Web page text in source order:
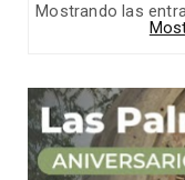
Mostrando las